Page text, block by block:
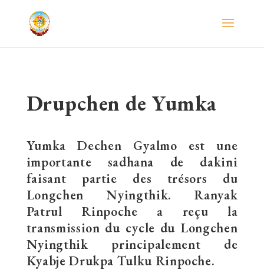
Drupchen de Yumka
Yumka Dechen Gyalmo est une
importante sadhana de dakini
faisant partie des trésors du
Longchen Nyingthik. Ranyak
Patrul Rinpoche a reçu la
transmission du cycle du Longchen
Nyingthik principalement de
Kyabje Drukpa Tulku Rinpoche.